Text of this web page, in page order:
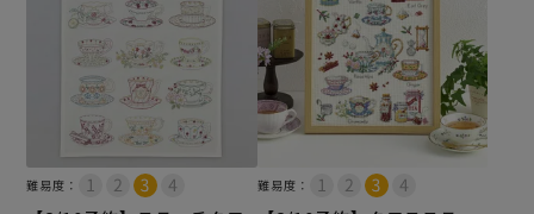
難易度： 難易度：